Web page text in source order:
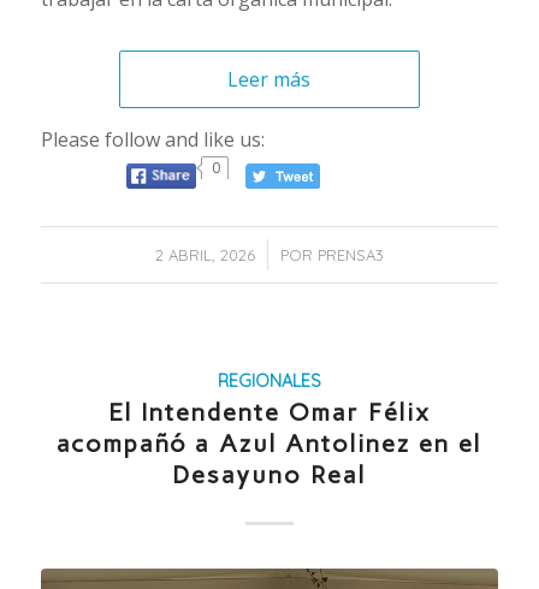
Leer más
Please follow and like us:
0
2 ABRIL, 2026
/ POR PRENSA3
REGIONALES
El Intendente Omar Félix
acompañó a Azul Antolinez en el
Desayuno Real